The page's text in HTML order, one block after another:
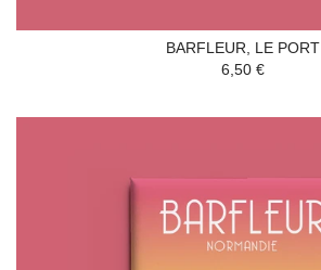
BARFLEUR, LE PORT
6,50 €